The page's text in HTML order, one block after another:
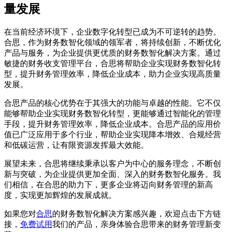
量发展
在当前经济环境下，企业数字化转型已成为不可逆转的趋势。
合思，作为财务数智化领域的领军者，将持续创新，不断优化
产品与服务，为企业提供更优质的财务数智化解决方案。通过
敏捷的财务收支管理平台，合思将帮助企业实现财务数智化转
型，提升财务管理效率，降低企业成本，助力企业实现高质量
发展。
合思产品的核心优势在于其强大的功能与卓越的性能。它不仅
能够帮助企业实现财务数智化转型，更能够通过智能化的管理
手段，提升财务管理效率，降低企业成本。合思产品的应用价
值已广泛应用于多个行业，帮助企业实现降本增效、合规经营
和低碳运营，让有限资源发挥最大效能。
展望未来，合思将继续秉承以客户为中心的服务理念，不断创
新与突破，为企业提供更加全面、深入的财务数智化服务。我
们相信，在合思的助力下，更多企业将迈向财务管理的新高
度，实现更加辉煌的发展成就。
如果您对合思的财务数智化解决方案感兴趣，欢迎点击下方链
接， 免费试用我们的产品，亲身体验合思带来的财务管理新变